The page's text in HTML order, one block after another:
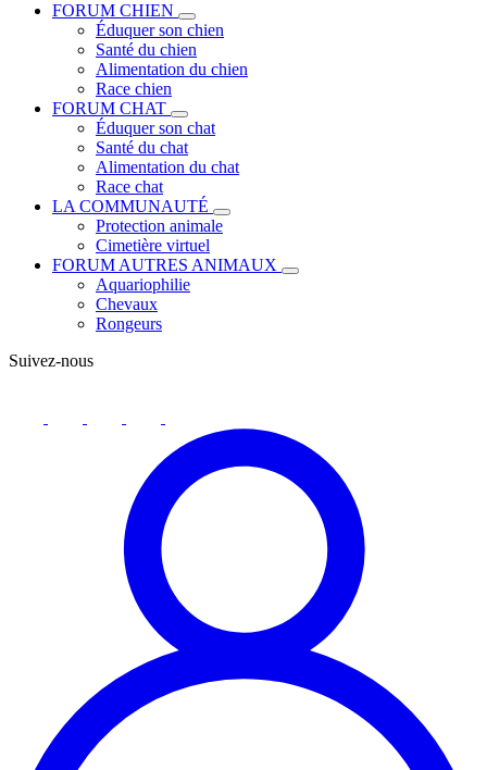
FORUM CHIEN
Éduquer son chien
Santé du chien
Alimentation du chien
Race chien
FORUM CHAT
Éduquer son chat
Santé du chat
Alimentation du chat
Race chat
LA COMMUNAUTÉ
Protection animale
Cimetière virtuel
FORUM AUTRES ANIMAUX
Aquariophilie
Chevaux
Rongeurs
Suivez-nous